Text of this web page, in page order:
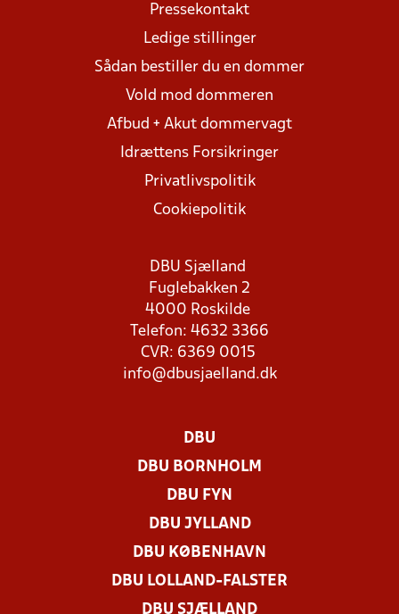
Pressekontakt
Ledige stillinger
Sådan bestiller du en dommer
Vold mod dommeren
Afbud + Akut dommervagt
Idrættens Forsikringer
Privatlivspolitik
Cookiepolitik
DBU Sjælland
Fuglebakken 2
4000 Roskilde
Telefon: 4632 3366
CVR: 6369 0015
info@dbusjaelland.dk
DBU
DBU BORNHOLM
DBU FYN
DBU JYLLAND
DBU KØBENHAVN
DBU LOLLAND-FALSTER
DBU SJÆLLAND